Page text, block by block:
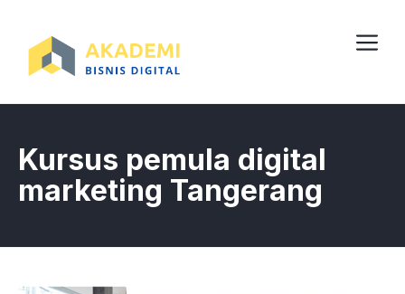
content
Kursus pemula digital
marketing Tangerang